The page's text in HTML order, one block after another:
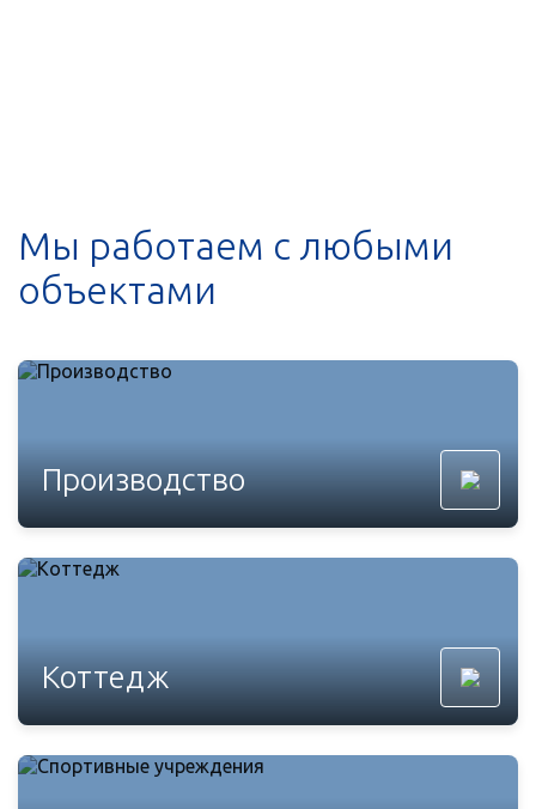
Мы работаем с любыми
объектами
Производство
Коттедж